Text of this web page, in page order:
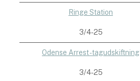
Ringe Station
3/4-25
Odense Arrest - tagudskiftning
3/4-25